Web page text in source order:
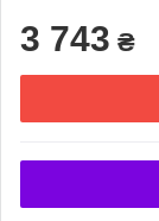
3 743 ₴